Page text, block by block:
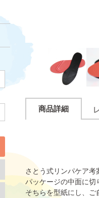
商品詳細
さとう式リンパケア考
パッケージの中面に切
そちらを型紙にし、ご